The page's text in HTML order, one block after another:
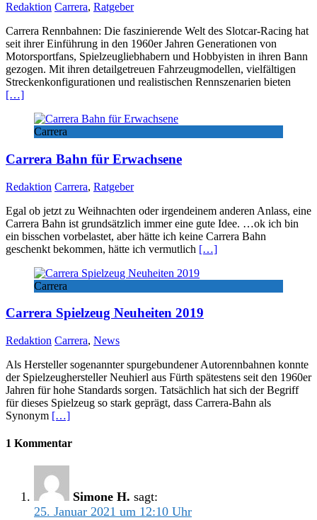
Redaktion Carrera, Ratgeber
Carrera Rennbahnen: Die faszinierende Welt des Slotcar-Racing hat
seit ihrer Einführung in den 1960er Jahren Generationen von
Motorsportfans, Spielzeugliebhabern und Hobbyisten in ihren Bann
gezogen. Mit ihren detailgetreuen Fahrzeugmodellen, vielfältigen
Streckenkonfigurationen und realistischen Rennszenarien bieten
[…]
Carrera
Carrera Bahn für Erwachsene
Redaktion Carrera, Ratgeber
Egal ob jetzt zu Weihnachten oder irgendeinem anderen Anlass, eine
Carrera Bahn ist grundsätzlich immer eine gute Idee. …ok ich bin
ein bisschen vorbelastet, aber hätte ich keine Carrera Bahn
geschenkt bekommen, hätte ich vermutlich […]
Carrera
Carrera Spielzeug Neuheiten 2019
Redaktion Carrera, News
Als Hersteller sogenannter spurgebundener Autorennbahnen konnte
der Spielzeughersteller Neuhierl aus Fürth spätestens seit den 1960er
Jahren für hohe Standards sorgen. Tatsächlich hat sich der Begriff
für dieses Spielzeug so stark geprägt, dass Carrera-Bahn als
Synonym […]
1 Kommentar
Simone H. sagt:
25. Januar 2021 um 12:10 Uhr